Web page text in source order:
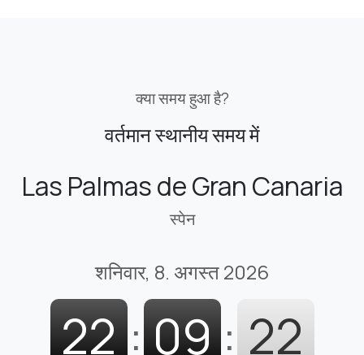
क्या समय हुआ है?
वर्तमान स्थानीय समय में
Las Palmas de Gran Canaria
स्पेन
शनिवार, 8. अगस्त 2026
22 : 09 : 23